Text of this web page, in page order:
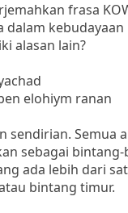
frasa
alasan lain?
elohiym ranan
sendirian.
sebagai
ada lebih dari
bintang timur.